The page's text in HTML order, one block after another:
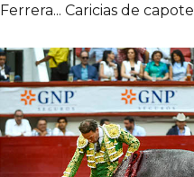
Ferrera... Caricias de capote